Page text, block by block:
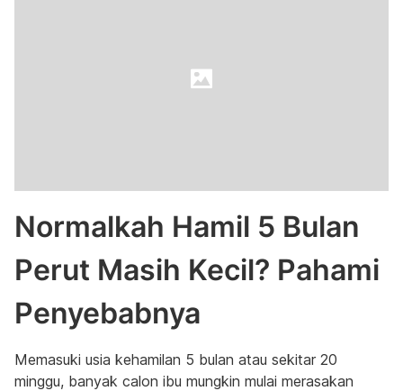
Normalkah Hamil 5 Bulan
Perut Masih Kecil? Pahami
Penyebabnya
Memasuki usia kehamilan 5 bulan atau sekitar 20
minggu, banyak calon ibu mungkin mulai merasakan